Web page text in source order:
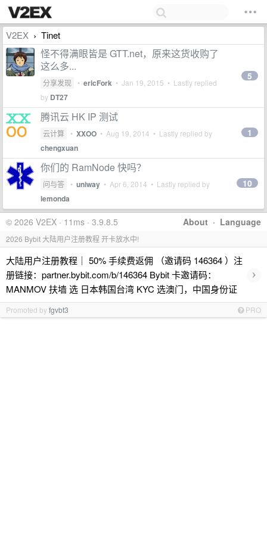
V2EX › Tinet
怪不得满眼皆是 GTT.net，原来这货收购了
这么多...
分享发现 • ericFork • Jan 19, 2015 • Lastly replied
by DT27
5
腾讯云 HK IP 测试
云计算 • XXOO • Aug 19, 2014 • Lastly replied by
chengxuan
1
你们的 RamNode 快吗？
问与答 • uniway • Apr 6, 2014 • Lastly replied by
lemonda
10
About · Language
© 2026 V2EX · 11ms · 3.9.8.5
2026 Bybit 大陆用户注册教程 开卡放水中!
大陆用户注册教程｜ 50% 手续费返佣 （邀请码 146364 ）注
册链接：partner.bybit.com/b/146364 Bybit 卡邀请码：
MANMOV 扶墙 选 日本韩国台湾 KYC 选澳门，中国身份证
›
Promoted byfgvbt3 PRO